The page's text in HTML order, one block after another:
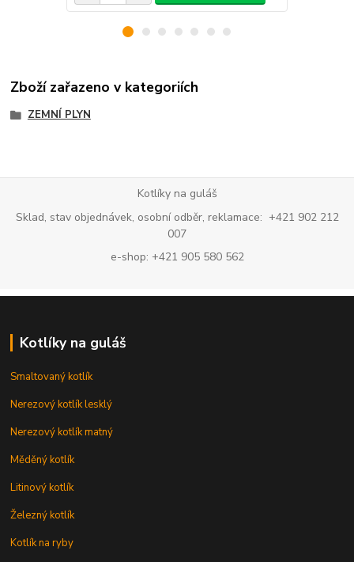
Zboží zařazeno v kategoriích
ZEMNÍ PLYN
Kotlíky na guláš
Sklad, stav objednávek, osobní odběr, reklamace: +421 902 212
007
e-shop: +421 905 580 562
Kotlíky na guláš
Smaltovaný kotlík
Nerezový kotlík lesklý
Nerezový kotlík matný
Měděný kotlík
Litinový kotlík
Železný kotlík
Kotlík na ryby